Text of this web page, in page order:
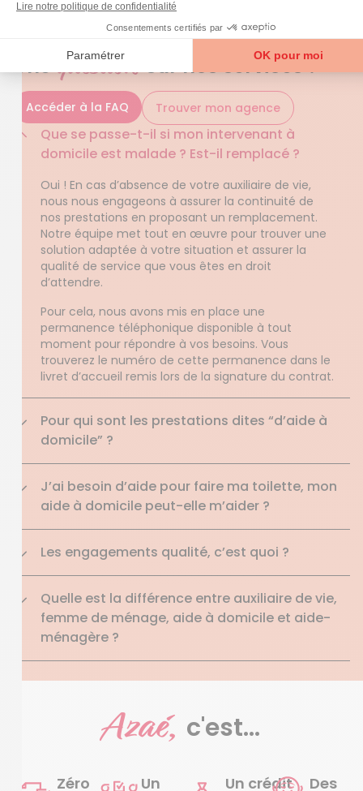
QUESTIONS FRÉQUENTES
Unequestion sur nos services ?
Accéder à la FAQ Trouver mon agence
Que se passe-t-il si mon intervenant à
domicile est malade ? Est-il remplacé ?
Oui ! En cas d’absence de votre auxiliaire de vie,
nous nous engageons à assurer la continuité de
nos prestations en proposant un remplacement.
Notre équipe met tout en œuvre pour trouver une
solution adaptée à votre situation et assurer la
qualité de service que vous êtes en droit
d’attendre.
Pour cela, nous avons mis en place une
permanence téléphonique disponible à tout
moment pour répondre à vos besoins. Vous
trouverez le numéro de cette permanence dans le
livret d’accueil remis lors de la signature du contrat.
Pour qui sont les prestations dites “d’aide à
domicile” ?
J’ai besoin d’aide pour faire ma toilette, mon
aide à domicile peut-elle m’aider ?
Les engagements qualité, c’est quoi ?
Quelle est la différence entre auxiliaire de vie,
femme de ménage, aide à domicile et aide-
ménagère ?
Azaé, c'est...
Zéro
Un
Un crédit
Des